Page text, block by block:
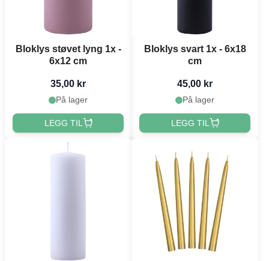
Bloklys støvet lyng 1x -
6x12 cm
35,00 kr
På lager
LEGG TIL
Bloklys svart 1x - 6x18
cm
45,00 kr
På lager
LEGG TIL